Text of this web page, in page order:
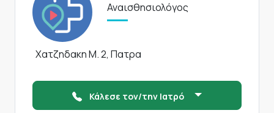
Αναισθησιολόγος
Χατζηδακη Μ. 2, Πατρα
Κάλεσε τον/την Ιατρό